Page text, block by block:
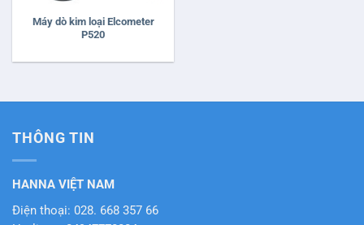
Máy dò kim loại Elcometer
P520
THÔNG TIN
HANNA VIỆT NAM
Điện thoại: 028. 668 357 66